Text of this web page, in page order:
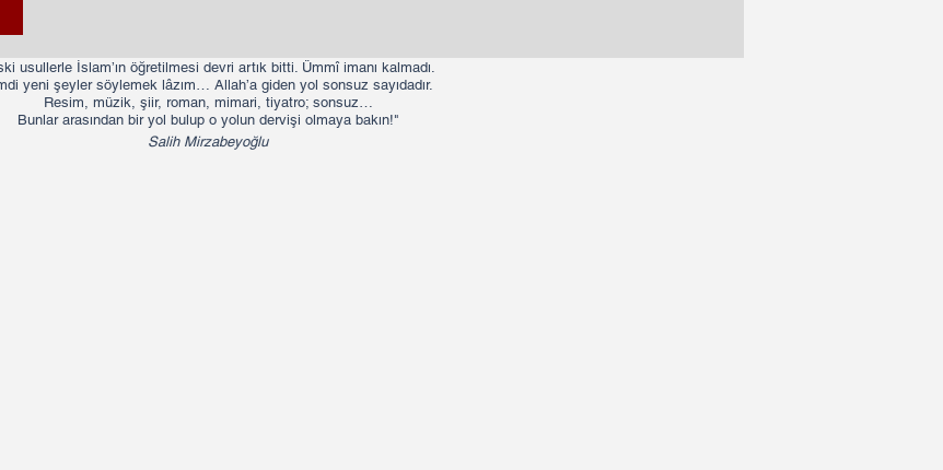
usullerle İslam’ın öğretilmesi devri artık bitti. Ümmî imanı kalmadı.
yeni şeyler söylemek lâzım… Allah’a giden yol sonsuz sayıdadır.
Resim, müzik, şiir, roman, mimari, tiyatro; sonsuz…
Bunlar arasından bir yol bulup o yolun dervişi olmaya bakın!"​​
Salih Mirzabeyoğlu